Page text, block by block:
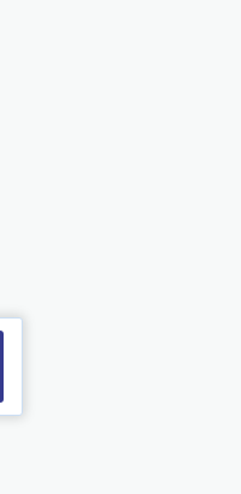
date. Press the
select a date.